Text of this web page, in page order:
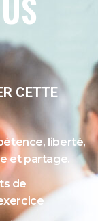
CETTE
liberté,
et partage.
de